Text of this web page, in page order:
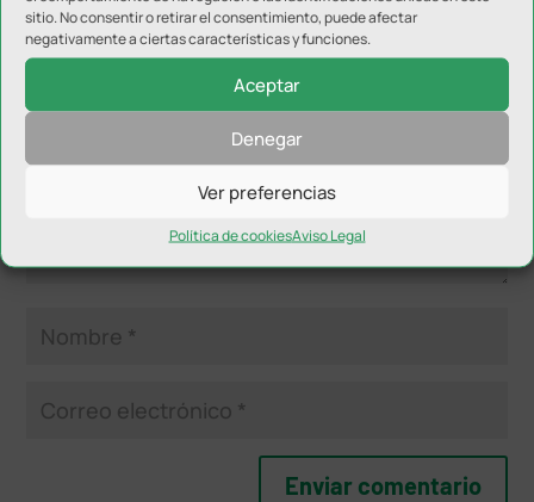
sitio. No consentir o retirar el consentimiento, puede afectar
negativamente a ciertas características y funciones.
Aceptar
Denegar
Ver preferencias
Política de cookiesAviso Legal
Tu dirección de correo electrónico no será publicada.
campos obligatorios están marcados con*